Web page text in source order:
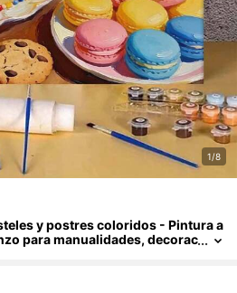
1/8
y postres coloridos - Pintura a
para manualidades, decorac